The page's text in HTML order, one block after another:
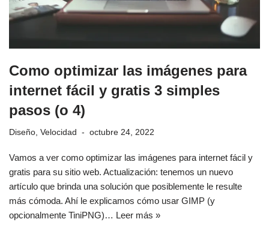
Como optimizar las imágenes para
internet fácil y gratis 3 simples
pasos (o 4)
Diseño, Velocidad octubre 24, 2022
Vamos a ver como optimizar las imágenes para internet fácil y
gratis para su sitio web. Actualización: tenemos un nuevo
artículo que brinda una solución que posiblemente le resulte
más cómoda. Ahí le explicamos cómo usar GIMP (y
opcionalmente TiniPNG)… Leer más »